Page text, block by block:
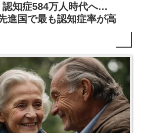
認知症584万人時代へ…
進国で最も認知症率が高